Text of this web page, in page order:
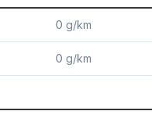
0 g/km
0 g/km